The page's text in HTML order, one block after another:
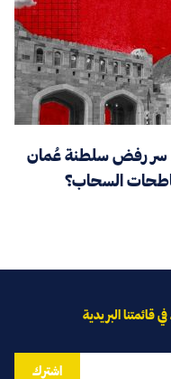
سر رفض سلطنة عُمان
السحاب؟
قائمتنا البريدية
اشترك